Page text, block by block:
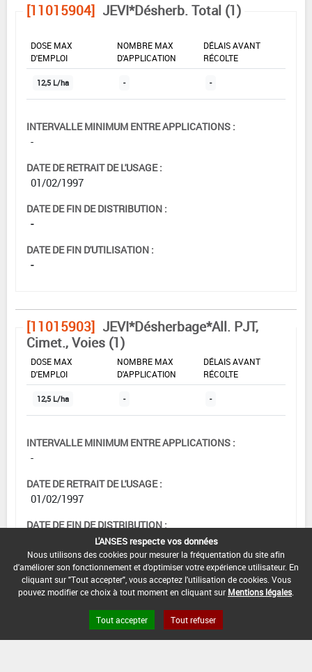
[11015904] JEVI*Désherb. Total (1)
DOSE MAX
D'EMPLOI
NOMBRE MAX
D'APPLICATION
DÉLAIS AVANT
RÉCOLTE
12,5 L/ha - -
INTERVALLE MINIMUM ENTRE APPLICATIONS :
-
DATE DE RETRAIT DE L'USAGE :
01/02/1997
DATE DE FIN DE DISTRIBUTION :
-
DATE DE FIN D'UTILISATION :
-
[11015903] JEVI*Désherbage*All. PJT,
Cimet., Voies (1)
DOSE MAX
D'EMPLOI
NOMBRE MAX
D'APPLICATION
DÉLAIS AVANT
RÉCOLTE
12,5 L/ha - -
INTERVALLE MINIMUM ENTRE APPLICATIONS :
-
DATE DE RETRAIT DE L'USAGE :
01/02/1997
DATE DE FIN DE DISTRIBUTION :
DATE DE FIN D'UTILISATION :
-
L'ANSES respecte vos données
Nous utilisons des cookies pour mesurer la fréquentation du site afin
d'améliorer son fonctionnement et d'optimiser votre expérience utilisateur. En
cliquant sur "Tout accepter", vous acceptez l'utilisation de cookies. Vous
pouvez modifier ce choix à tout moment en cliquant sur Mentions légales
Tout accepter Tout refuser